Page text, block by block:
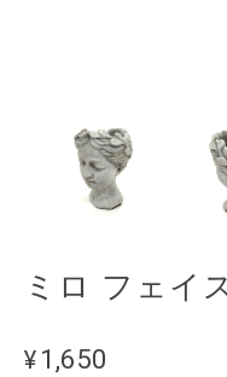
ミロ フェイ
¥1,650